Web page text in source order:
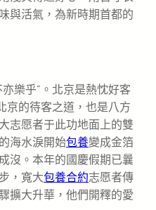
與活氣，為新時期首都的
樂乎”。北京是熱忱好客
京的待客之道，也是八方
志愿者于此功地面上的雙
海水淚開始包養變成金箔
沒。本年的國慶假期已曩
，寬大包養合約志愿者傳
擴大升華，他們開釋的愛